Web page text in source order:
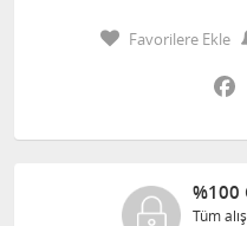
Favorilere Ekle
%100
Tüm